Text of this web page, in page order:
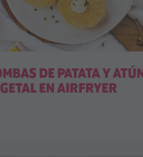
DE PATATA Y ATÚN
EN AIRFRYER